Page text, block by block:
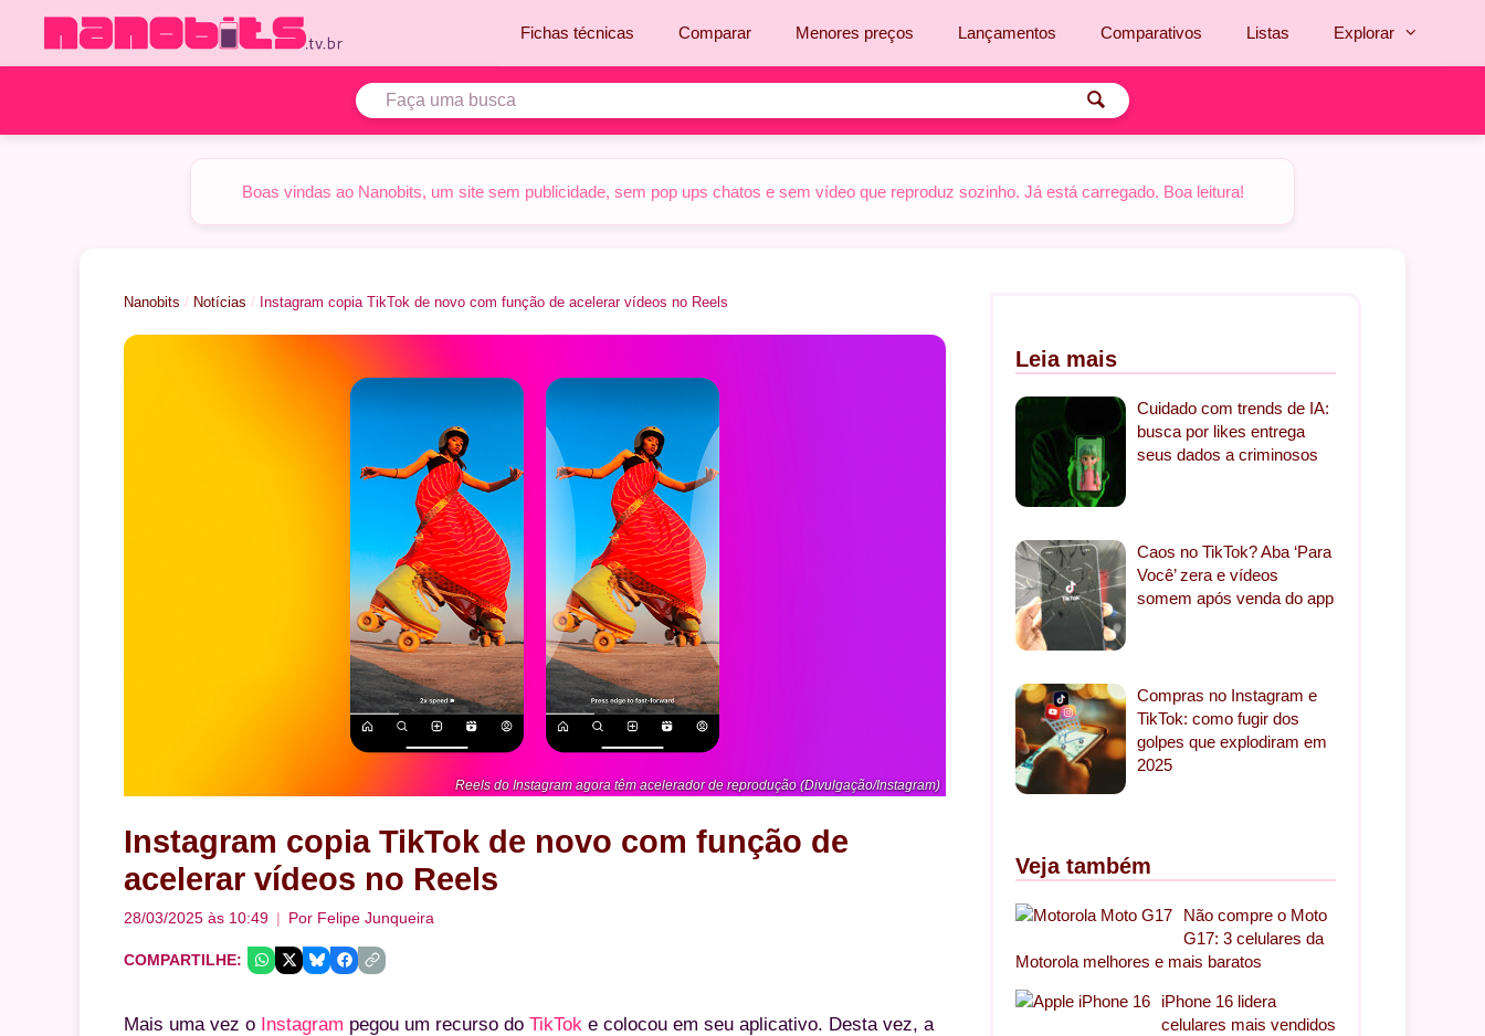
o
Fichas técnicas Comparar Menores preços Lançamentos Comparativos Listas Explorar
Boas vindas ao Nanobits, um site sem publicidade, sem pop ups chatos e sem vídeo que reproduz sozinho. Já está carregado. Boa leitura!
Nanobits / Notícias / Instagram copia TikTok de novo com função de acelerar vídeos no Reels
Reels do Instagram agora têm acelerador de reprodução (Divulgação/Instagram)
Instagram copia TikTok de novo com função de
acelerar vídeos no Reels
28/03/2025 às 10:49 Por Felipe Junqueira
COMPARTILHE:
Mais uma vez o Instagram pegou um recurso do TikTok e colocou em seu aplicativo. Desta vez, a
Leia mais
Cuidado com trends de IA:
busca por likes entrega
seus dados a criminosos
Caos no TikTok? Aba ‘Para
Você’ zera e vídeos
somem após venda do app
Compras no Instagram e
TikTok: como fugir dos
golpes que explodiram em
2025
Veja também
Não compre o Moto
G17: 3 celulares da
Motorola melhores e mais baratos
iPhone 16 lidera
celulares mais vendidos